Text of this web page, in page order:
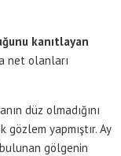
kanıtlayan
net olanları
düz olmadığını
yapmıştır. Ay
gölgenin